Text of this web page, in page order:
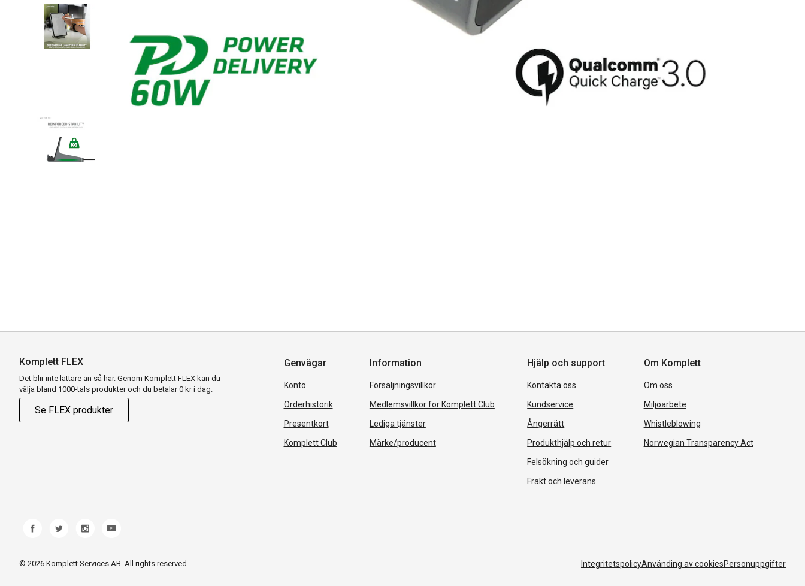
Komplett FLEX
Det blir inte lättare än så här. Genom Komplett FLEX kan du
välja bland 1000-tals produkter och du betalar 0 kr i dag.
Se FLEX produkter
Genvägar
Konto
Orderhistorik
Presentkort
Komplett Club
Information
Försäljningsvillkor
Medlemsvillkor for Komplett Club
Lediga tjänster
Märke/producent
Hjälp och support
Kontakta oss
Kundservice
Ångerrätt
Produkthjälp och retur
Felsökning och guider
Frakt och leverans
Om Komplett
Om oss
Miljöarbete
Whistleblowing
Norwegian Transparency Act
© 2026 Komplett Services AB. All rights reserved. IntegritetspolicyAnvänding av cookiesPersonuppgifter